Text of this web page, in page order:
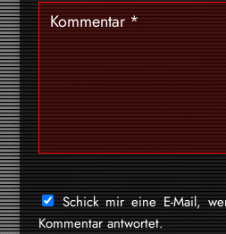
Schick mir eine E-Mail,
Kommentar antwortet.